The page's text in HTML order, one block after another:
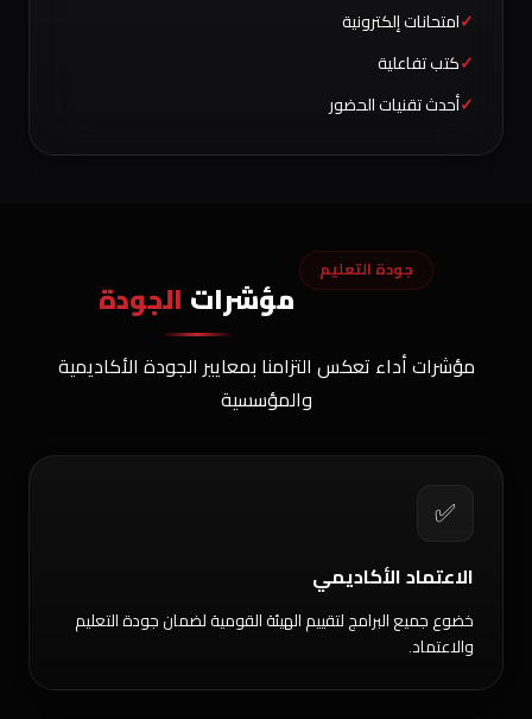
امتحانات إلكترونية
كتب تفاعلية
أحدث تقنيات الحضور
جودة التعليم
مؤشرات الجودة
مؤشرات أداء تعكس التزامنا بمعايير الجودة الأكاديمية
والمؤسسية
✅
الاعتماد الأكاديمي
خضوع جميع البرامج لتقييم الهيئة القومية لضمان جودة التعليم
والاعتماد.